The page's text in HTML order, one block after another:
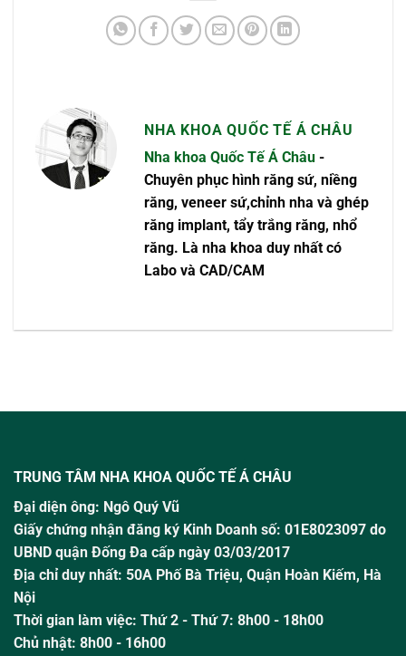
NHA KHOA QUỐC TẾ Á CHÂU
Nha khoa Quốc Tế Á Châu -
Chuyên phục hình răng sứ, niềng
răng, veneer sứ,chỉnh nha và ghép
răng implant, tẩy trắng răng, nhổ
răng. Là nha khoa duy nhất có
Labo và CAD/CAM
TRUNG TÂM NHA KHOA QUỐC TẾ Á CHÂU
Đại diện ông: Ngô Quý Vũ
Giấy chứng nhận đăng ký Kinh Doanh số: 01E8023097 do
UBND quận Đống Đa cấp ngày 03/03/2017
Địa chỉ duy nhất: 50A Phố Bà Triệu, Quận Hoàn Kiếm, Hà
Nội
Thời gian làm việc: Thứ 2 - Thứ 7: 8h00 - 18h00
Chủ nhật: 8h00 - 16h00